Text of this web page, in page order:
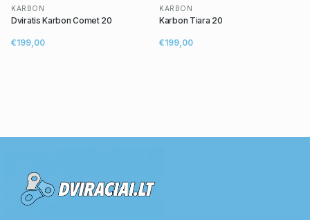
KARBON
Dviratis Karbon Comet 20
€199,00
KARBON
Karbon Tiara 20
€199,00